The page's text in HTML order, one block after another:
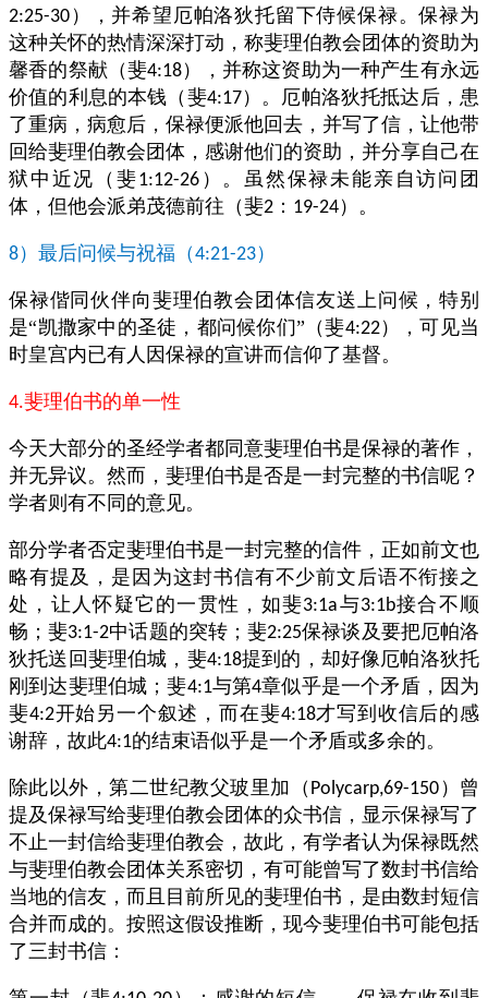
2:25-30 ），并希望厄帕洛狄托留下侍候保禄。保禄为
这种关怀的热情深深打动，称斐理伯教会团体的资助为
馨香的祭献（斐4:18），并称这资助为一种产生有永远
价值的利息的本钱（斐4:17）。厄帕洛狄托抵达后，患
了重病，病愈后，保禄便派他回去，并写了信，让他带
回给斐理伯教会团体，感谢他们的资助，并分享自己在
狱中近况（斐1:12-26）。虽然保禄未能亲自访问团
体，但他会派弟茂德前往（斐2 ： 19-24）。
8）最后问候与祝福（4:21-23）
保禄偕同伙伴向斐理伯教会团体信友送上问候，特别
是“凯撒家中的圣徒，都问候你们”（斐4:22），可见当
时皇宫内已有人因保禄的宣讲而信仰了基督。
4.斐理伯书的单一性
今天大部分的圣经学者都同意斐理伯书是保禄的著作，
并无异议。然而，斐理伯书是否是一封完整的书信呢？
学者则有不同的意见。
部分学者否定斐理伯书是一封完整的信件，正如前文也
略有提及，是因为这封书信有不少前文后语不衔接之
处，让人怀疑它的一贯性，如斐3:1a与3:1b接合不顺
畅；斐3:1-2中话题的突转；斐2:25保禄谈及要把厄帕洛
狄托送回斐理伯城，斐4:18提到的，却好像厄帕洛狄托
刚到达斐理伯城；斐4:1与第4章似乎是一个矛盾，因为
斐4:2开始另一个叙述，而在斐4:18才写到收信后的感
谢辞，故此4:1的结束语似乎是一个矛盾或多余的。
除此以外，第二世纪教父玻里加（ Polycarp,69-150 ）曾
提及保禄写给斐理伯教会团体的众书信，显示保禄写了
不止一封信给斐理伯教会，故此，有学者认为保禄既然
与斐理伯教会团体关系密切，有可能曾写了数封书信给
当地的信友，而且目前所见的斐理伯书，是由数封短信
合并而成的。按照这假设推断，现今斐理伯书可能包括
了三封书信：